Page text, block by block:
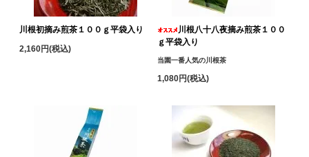
川根初摘み煎茶１００ｇ平袋入り
2,160円(税込)
川根八十八夜摘み煎茶１００
ｇ平袋入り
当園一番人気の川根茶
1,080円(税込)